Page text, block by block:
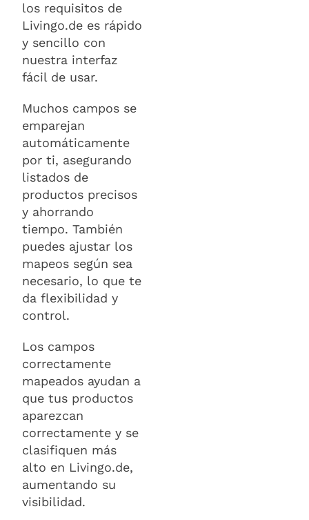
los requisitos de
Livingo.de es rápido
y sencillo con
nuestra interfaz
fácil de usar.
Muchos campos se
emparejan
automáticamente
por ti, asegurando
listados de
productos precisos
y ahorrando
tiempo. También
puedes ajustar los
mapeos según sea
necesario, lo que te
da flexibilidad y
control.
Los campos
correctamente
mapeados ayudan a
que tus productos
aparezcan
correctamente y se
clasifiquen más
alto en Livingo.de,
aumentando su
visibilidad.